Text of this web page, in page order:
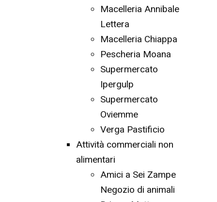
Macelleria Annibale
Lettera
Macelleria Chiappa
Pescheria Moana
Supermercato
Ipergulp
Supermercato
Oviemme
Verga Pastificio
Attività commerciali non
alimentari
Amici a Sei Zampe
Negozio di animali